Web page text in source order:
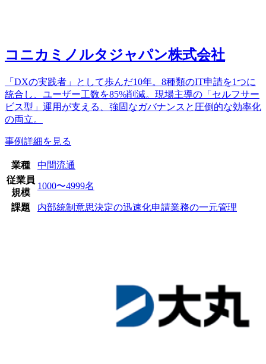
コニカミノルタジャパン株式会社
「DXの実践者」として歩んだ10年。8種類のIT申請を1つに
統合し、ユーザー工数を85%削減。現場主導の「セルフサー
ビス型」運用が支える、強固なガバナンスと圧倒的な効率化
の両立。
事例詳細を見る
業種
中間流通
従業員
規模
1000〜4999名
課題 内部統制 意思決定の迅速化申請業務の一元管理